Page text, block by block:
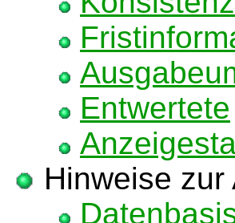
Entwertete
Hinweise